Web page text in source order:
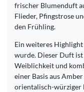
frischer Blumenduft
Flieder, Pfingstrose
den Frühling.
Ein weiteres
wurde. Dieser Duft
Weiblichkeit und
einer Basis aus
orientalisch-würziger